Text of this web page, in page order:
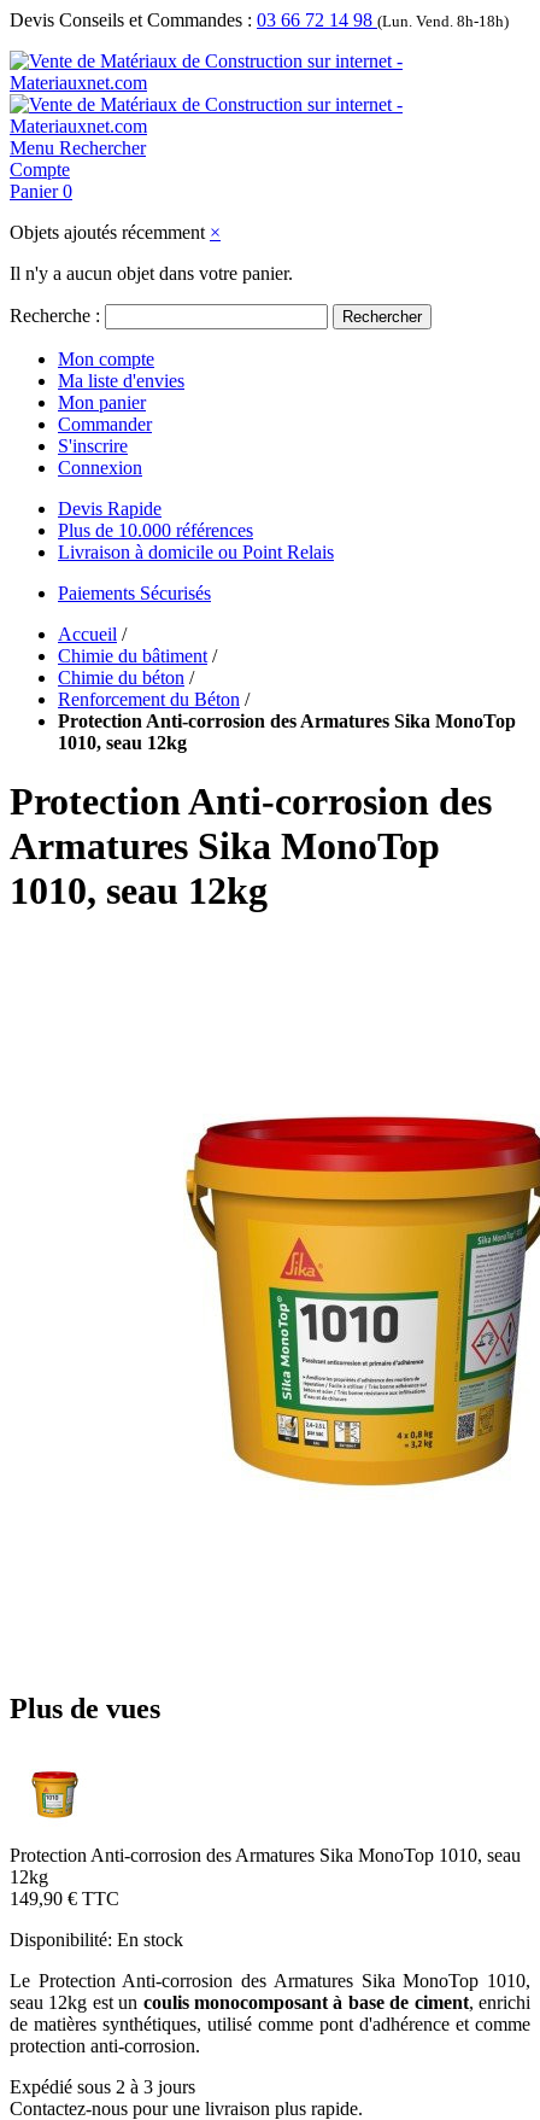
Devis Conseils et Commandes : 03 66 72 14 98 (Lun. Vend. 8h-18h)
Menu Rechercher
Compte
Panier 0
Objets ajoutés récemment ×
Il n'y a aucun objet dans votre panier.
Recherche : Rechercher
Mon compte
Ma liste d'envies
Mon panier
Commander
S'inscrire
Connexion
Devis Rapide
Plus de 10.000 références
Livraison à domicile ou Point Relais
Paiements Sécurisés
Accueil /
Chimie du bâtiment /
Chimie du béton /
Renforcement du Béton /
Protection Anti-corrosion des Armatures Sika MonoTop
1010, seau 12kg
Protection Anti-corrosion des
Armatures Sika MonoTop
1010, seau 12kg
Plus de vues
Protection Anti-corrosion des Armatures Sika MonoTop 1010, seau
12kg
149,90 € TTC
Disponibilité: En stock
Le Protection Anti-corrosion des Armatures Sika MonoTop 1010,
seau 12kg est un coulis monocomposant à base de ciment, enrichi
de matières synthétiques, utilisé comme pont d'adhérence et comme
protection anti-corrosion.
Expédié sous 2 à 3 jours
Contactez-nous pour une livraison plus rapide.